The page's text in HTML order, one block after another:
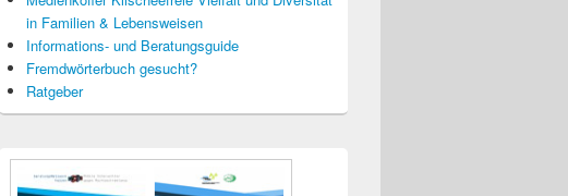
in Familien & Lebensweisen
Informations- und Beratungsguide
Fremdwörterbuch gesucht?
Ratgeber